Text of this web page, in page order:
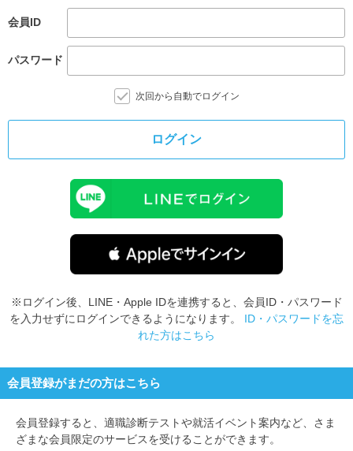
会員ID
パスワード
次回から自動でログイン
ログイン
※ログイン後、LINE・Apple IDを連携すると、会員ID・パスワード
を入力せずにログインできるようになります。 ID・パスワードを忘
れた方はこちら
会員登録がまだの方はこちら
会員登録すると、 適職診断テストや就活イベント案内など、さま
ざまな会員限定のサービスを受けることができます。